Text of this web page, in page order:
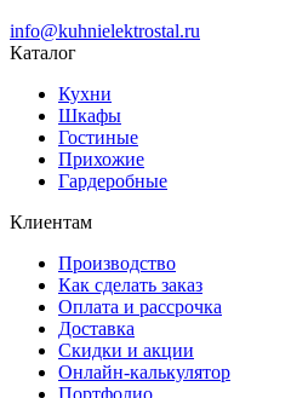
info@kuhnielektrostal.ru
Каталог
Кухни
Шкафы
Гостиные
Прихожие
Гардеробные
Клиентам
Производство
Как сделать заказ
Оплата и рассрочка
Доставка
Скидки и акции
Онлайн-калькулятор
Портфолио